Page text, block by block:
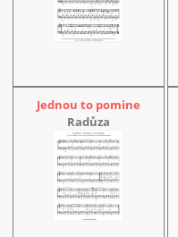
Jednou to pomine
Radůza